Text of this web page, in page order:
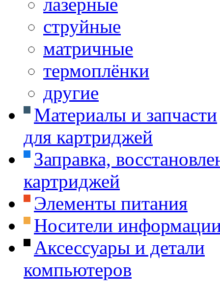
струйные
матричные
термоплёнки
другие
Материалы и запчасти
для картриджей
Заправка,
картриджей
Элементы питания
Носители
Аксессуары и детали
компьютеров